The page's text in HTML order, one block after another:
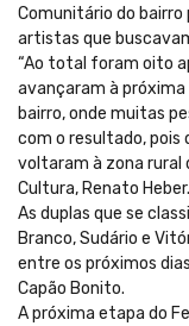
Comunitário do
artistas que
“Ao total foram oito
avançaram à
bairro, onde muitas
com o resultado, pois
voltaram à zona rural
Cultura, Renato Heber.
As duplas que se
Branco, Sudário e
entre os próximos
Capão Bonito.
A próxima etapa do